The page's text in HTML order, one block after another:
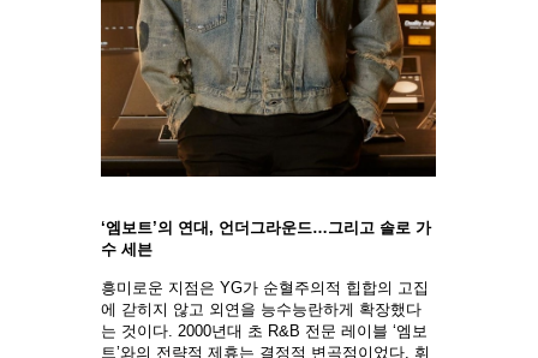
‘엠보트’의 연대, 언더그라운드…그리고 솔로 가
수 세븐
흥미로운 지점은 YG가 순혈주의적 힙합의 고집
에 갇히지 않고 외연을 능수능란하게 확장했다
는 것이다. 2000년대 초 R&B 전문 레이블 ‘엠보
트’와의 전략적 제휴는 결정적 변곡점이었다. 휘